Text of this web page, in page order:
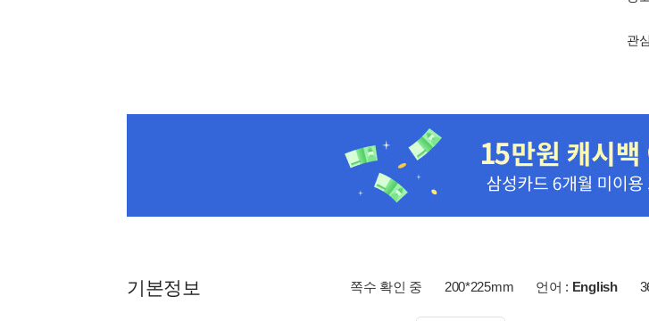
관
기본정보 쪽수 확인 중 200*225mm 언어 : English